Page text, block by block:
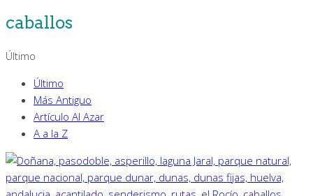
caballos
Último
Último
Más Antiguo
Artículo Al Azar
A a la Z